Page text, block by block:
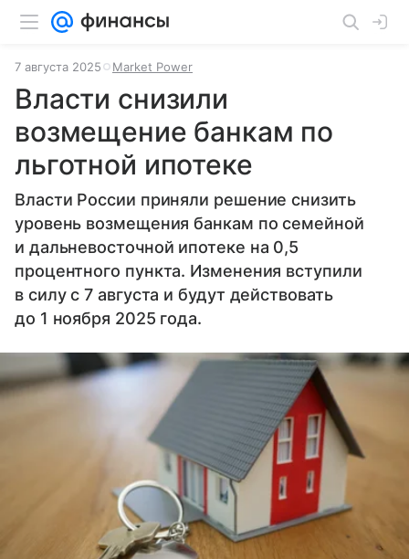
7 августа 2025 Market Power
Власти снизили
возмещение банкам по
льготной ипотеке
Власти России приняли решение снизить
уровень возмещения банкам по семейной
и дальневосточной ипотеке на 0,5
процентного пункта. Изменения вступили
в силу с 7 августа и будут действовать
до 1 ноября 2025 года.